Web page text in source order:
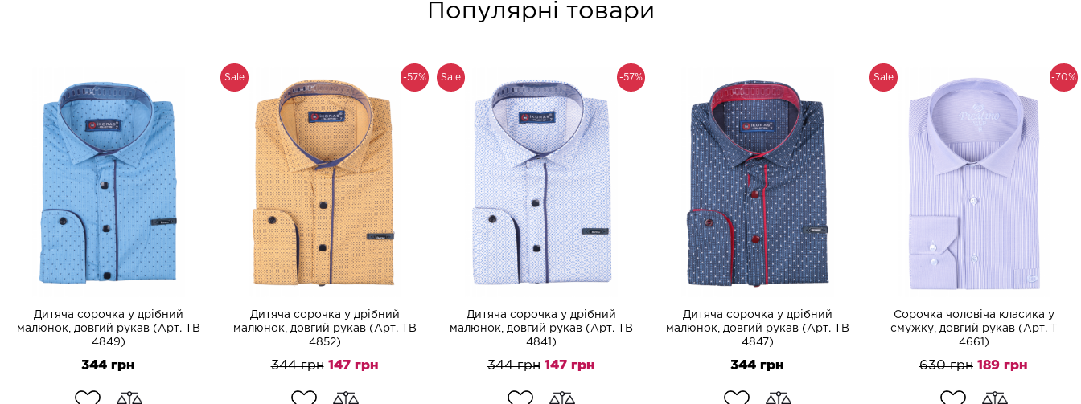
Перейти до каталогу Перейти до каталогу
Популярні товари
Дитяча сорочка у дрібний
малюнок, довгий рукав (Арт. TB
4849)
344 грн
-57%
Sale
Дитяча сорочка у дрібний
малюнок, довгий рукав (Арт. TB
4852)
344 грн 147 грн
-57%
Sale
Дитяча сорочка у дрібний
малюнок, довгий рукав (Арт. TB
4841)
344 грн 147 грн
Дитяча сорочка у дрібний
малюнок, довгий рукав (Арт. TB
4847)
344 грн
-70%
Sale
Сорочка чоловіча класика у
смужку, довгий рукав (Арт. T
4661)
630 грн 189 грн